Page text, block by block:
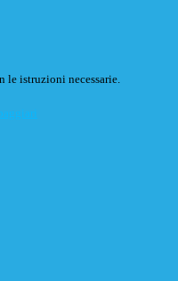
le istruzioni necessarie.